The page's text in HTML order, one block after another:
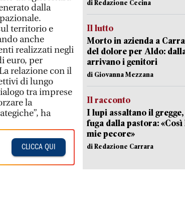
dalla
territorio e
anche
realizzati negli
euro, per
relazione con il
di lungo
tra imprese
la
ha
CLICCA QUI
di Redazione Cecina
Il lutto
Morto in azienda a
del dolore per Aldo:
arrivano i genitori
di Giovanna Mezzana
Il racconto
I lupi assaltano il
fuga dalla pastora:
mie pecore»
di Redazione Carrara